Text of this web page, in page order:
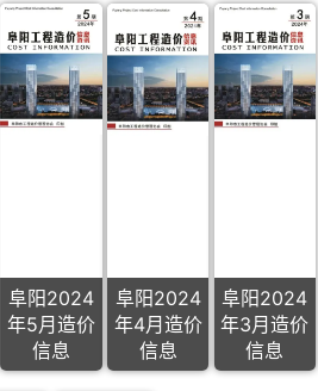
阜阳2024
年5月造价
信息
阜阳2024
年4月造价
信息
阜阳2024
年3月造价
信息